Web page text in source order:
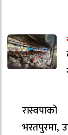
भरतपुरमा,